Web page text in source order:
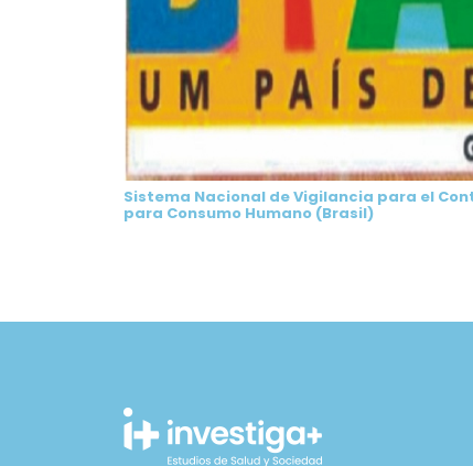
Sistema Nacional de Vigilancia para el
para Consumo Humano (Brasil)